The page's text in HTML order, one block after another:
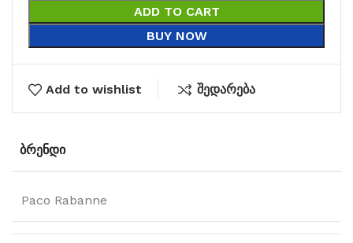
ADD TO CART
BUY NOW
Add to wishlist შედარება
ᲑᲠᲔᲜᲓᲘ
Paco Rabanne